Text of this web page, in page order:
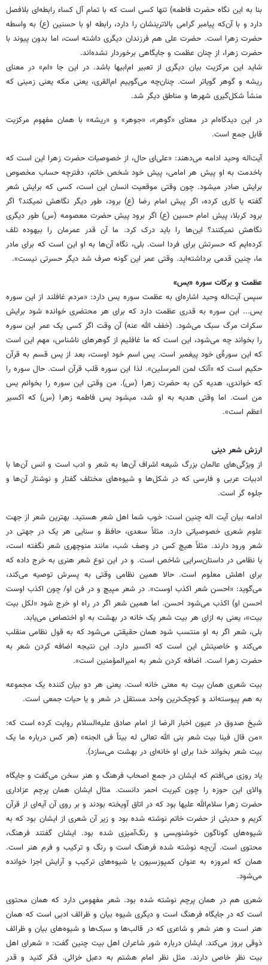
بنا به این نگاه حضرت فاطمه) تنها کسی است که با تمام آل کساء رابطه‌ای بلافصل
دارد و با آن‌که پیامبر ‏گرامی بالاترینشان را دارد، رابطه او با حسنین (ع) به واسطه
حضرت زهرا است. حضرت علی هم فرزندان ‏دیگری داشته است، اما بدون پیوند با
حضرت زهرا، از چنان عظمت و جایگاهی برخوردار نشده‌اند.‏
شاید این مرکزیت بیان دیگری از تعبیر ام‌ابیها باشد. در این جا «ام» در معنای
ریشه و گوهر گویاتر است. ‏چنان‌چه می‌گوییم ام‌القری، یعنی مکه یعنی زمینی که
منشأ شکل‌گیری شهرها و مناطق دیگر شد.‏
در این دیدگاه‌ام در معنای «گوهر»، «جوهر» و «ریشه» با همان مفهوم مرکزیت
قابل جمع است.‏
آیت‌اله وحید ادامه می‌دهند: «علی‌ای حال، از خصوصیات حضرت زهرا این است که
باخدمت به او پیش ‏هر امامی، پیش خود شخص خاتم، دفترچه حساب مخصوص
برایش صادر میشود. چون وقتی موقعیت انسان ‏این است، کسی که برایش شعر
گفته یا کاری کرده، اگر پیش امام رضا (ع) برود، طور دیگر نگاهش نمیکند؟ ‏اگر
برود کربلا، پیش امام حسین (ع) اگر برود پیش حضرت معصومه (س) طور دیگری
نگاهش نمیکنند؟ ‏این‌ها را باید درک کرد. ما آن قدر عمرمان را بیهوده تلف
کرده‌ایم که حسرتش برای فردا است. بلی، نگاه ‏آن‌ها به او این است که برای مادر
ما، چنین قدمی برداشته‌اید. وقتی عمر این گونه صرف شد دیگر حسرتی ‏نیست».‏
عظمت و برکات سوره «یس»‏
سپس آیت‌اله وحید اشاره‌ای به عظمت سوره یس دارد: «مردم غافلند از این سوره
یس... این سوره به قدری ‏عظمت دارد که برای هر محتضری خوانده شود برایش
سکرات مرگ سبک می‌شود. (خفف الله عنه) آن وقت ‏اگر کسی یک عمر این سوره
را بخواند چه می‌شود، این است که ما غافلیم از گوهرهای ناشناس، مهم این ‏است
که این سورۀی خود پیغمبر است. یس اسم خود اوست، بعد از یس قسم به قرآن
حکیم است که «آنک ‏لمن المرسلین». لذا این سوره قلب قرآن است. حال سوره را
که خواندی، هدیه کن به حضرت زهرا (س). من ‏وقتی این سوره را بخوانم یس
من است. اما وقتی هدیه به او شد، میشود یس فاطمه زهرا (س) که اکسیر
‏اعظم است». ‏
ارزش شعر دینی
از ویژگی‌های عالمان بزرگ شیعه اشراف آن‌ها به شعر و ادب است و انس آن‌ها با
ادبیات عربی و فارسی که ‏در شکل‌ها و شیوه‌های مختلف گفتار و نوشتار آن‌ها و
جلوه گر است. ‏
ادامه بیان آیت اله چنین است: خوب شما اهل شعر هستید. بهترین شعر از جهت
علوم شعری خصوصیاتی ‏دارد. مثلاً سعدی، حافظ و سنایی هر یک در جهتی در
شعر ورود دارند. مثلاً هیچ کس در وصف شب، مانند ‏منوچهری شعر نگفته است،
یا نظامی در داستان‌سرایی شاخص است. و در این نوع شعر هنری به خرج داده ‏که
برای اهلش معلوم است. حالا همین نظامی وقتی به پسرش توصیه می‌کند،
می‌گوید: «احسن شعر اکذب ‏اوست». در شعر مپیچ و در فن او/ چون اکذب اوست
احسن او) اکذب می‌شود احسن. اما همین شعر اگر در ‏راه او خرج شود «لکل بیت
بیت»، یعنی به ازای هر بیت شعر یک خانه در بهشت به او اختصاص می‌یابد. ‏
بلی، شعر اگر به او منتسب شود همان حقیقتی می‌شود که به قول نظامی منقلب
می‌کند و خاصیتش این ‏است که اکسیر دارد. این نتیجه اضافه کردن شعر به
حضرت زهرا است. اضافه کردن شعر به امیرالمؤمنین ‏است». ‏
بیت شعری همان بیت به معنی خانه است. یعنی هر دو بیان کننده یک مجموعه
به هم پیوسته‌اند و ‏کوچک‌ترین واحد مستقل در شعر و یا حیات جمعی است. ‏
شیخ صدوق در عیون اخبار الرضا از امام صادق علیه‌السلام روایت کرده است که:
«من قال فینا بیت شعر ‏بنی الله تعالی له بیتاً فی الجنه» (هر کس درباره ما یک
بیت شعر بخواند خدا برای او خانه‌ای در بهشت ‏می‌سازد). ‏
یاد روزی می‌افتم که ایشان در جمع اصحاب فرهنگ و هنر سخن می‌گفت و جایگاه
والای این حوزه را ‏چون کبریت احمر دانست. مثال ایشان همان پرچم عزاداری
حضرت زهرا سلام‌الله علیها بود که در اتاق ‏آویخته بودند و بر روی آن آیه‌ای از قرآن
کریم و حدیثی از حضرت خاتم نوشته شده بود و زیر آن شعری از ‏ایشان بود که به
شیوه‌های گوناگون خوشنویسی و رنگ‌آمیزی شده بود. ایشان گفتند فرهنگ،
محتوی است. ‏آن‌چه نوشته شده فرهنگ است و رنگ و ترکیب و فرم هنر است.
همان که امروزه به عنوان کمپوزسیون یا ‏شیوه‌های ترکیب و آرایش اجزا خوانده
می‌شود. ‏
شعری هم در همان پرچم نوشته شده بود. شعر مفهومی دارد که همان محتوی
است که در جایگاه ‏فرهنگ است و دیگری شیوه بیان و ظرائف ادبی است که همان
هنر است و هنر شعر و شاعری که در قالب‌ها ‏و سبک‌ها و شیوه‌های بیان و ظرائف
ذوقی بروز می‌کند. ایشان درباره شور شاعران اهل بیت چنین گفت: « ‏شعرای اهل
بیت نظر خاصی دارند. مثل نظر امام هشتم به دعبل خزائی. فکر کنید و قدر